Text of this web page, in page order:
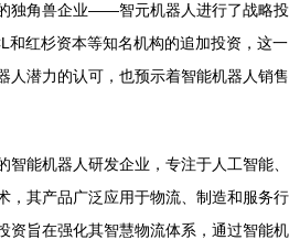
独角兽企业——智元机器人进行了战略投
和红杉资本等知名机构的追加投资，这一
人潜力的认可，也预示着智能机器人销售
智能机器人研发企业，专注于人工智能、
，其产品广泛应用于物流、制造和服务行
资旨在强化其智慧物流体系，通过智能机